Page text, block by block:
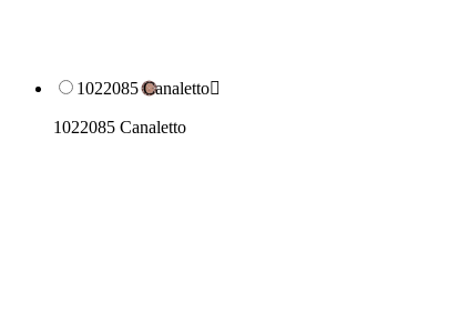
1022085 Canaletto
1022085 Canaletto